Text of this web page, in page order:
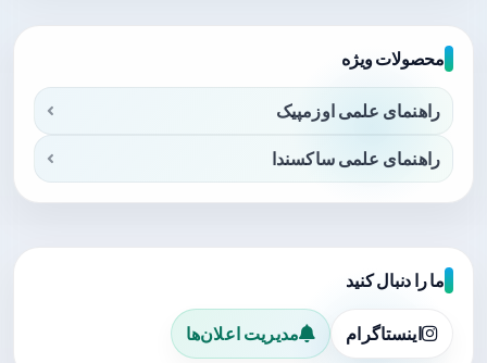
محصولات ویژه
راهنمای علمی اوزمپیک
راهنمای علمی ساکسندا
ما را دنبال کنید
اینستاگرام مدیریت اعلان‌ها